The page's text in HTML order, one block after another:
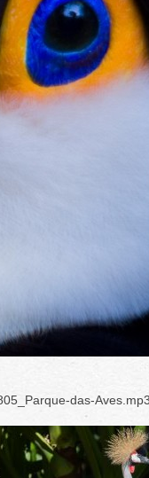
das-